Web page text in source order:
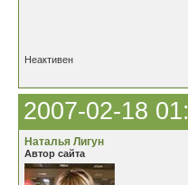
Неактивен
2007-02-18
Наталья Лигун
Автор сайта